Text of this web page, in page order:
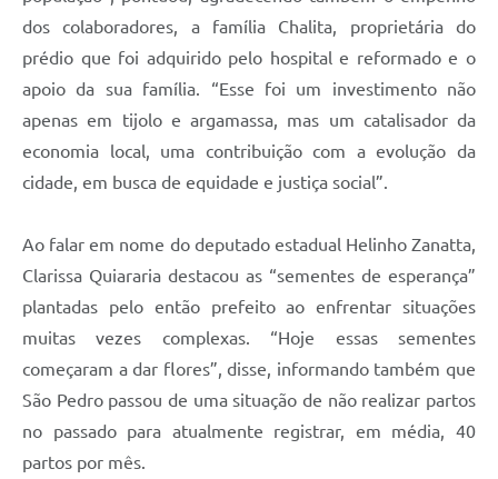
dos colaboradores, a família Chalita, proprietária do
prédio que foi adquirido pelo hospital e reformado e o
apoio da sua família. “Esse foi um investimento não
apenas em tijolo e argamassa, mas um catalisador da
economia local, uma contribuição com a evolução da
cidade, em busca de equidade e justiça social”.
Ao falar em nome do deputado estadual Helinho Zanatta,
Clarissa Quiararia destacou as “sementes de esperança”
plantadas pelo então prefeito ao enfrentar situações
muitas vezes complexas. “Hoje essas sementes
começaram a dar flores”, disse, informando também que
São Pedro passou de uma situação de não realizar partos
no passado para atualmente registrar, em média, 40
partos por mês.